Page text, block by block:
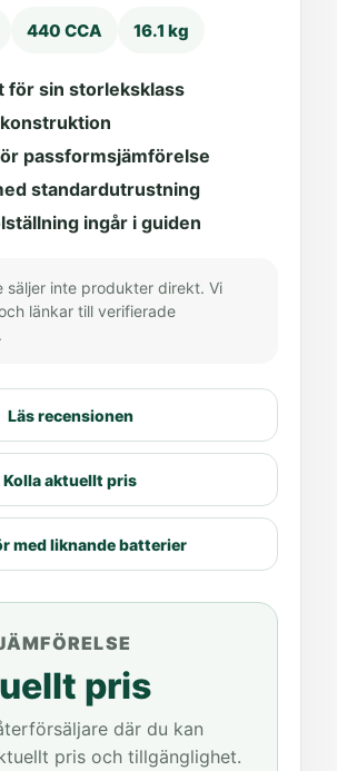
440 CCA 16.1 kg
för sin storleksklass
passformsjämförelse
standardutrustning
ingår i guiden
säljer inte produkter direkt. Vi
länkar till verifierade
Läs recensionen
Kolla aktuellt pris
med liknande batterier
pris
där du kan
pris och tillgänglighet.